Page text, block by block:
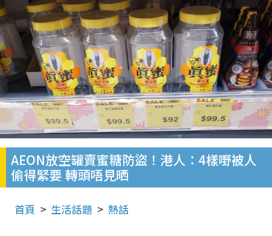
AEON放空罐賣蜜糖防盜！港人：4樣嘢被人
偷得緊要 轉頭唔見晒
首頁 生活話題 熱話